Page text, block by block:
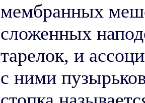
мембранных
сложенных
тарелок, и
с ними